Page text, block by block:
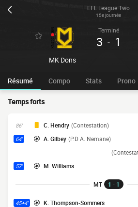
EFL League Two
15e journée
MK Dons
Terminé
3 - 1
Résumé Compo Stats Prono
Temps forts
86' C. Hendry (Contestation)
64' A. Gilbey (P.D A. Nemane)
57' M. Williams
MT 1 - 1
45+4' K. Thompson-Sommers